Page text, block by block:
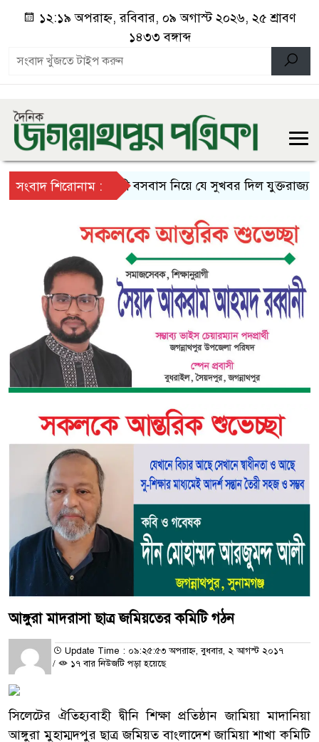
১২:১৯ অপরাহ্ন, রবিবার, ০৯ অগাস্ট ২০২৬, ২৫ শ্রাবণ
১৪৩৩ বঙ্গাব্দ
সংবাদ শিরোনাম :স্থায়ী বসবাস নিয়ে যে সুখবর দিল যুক্তরাজ্য
আঙ্গুরা মাদরাসা ছাত্র জমিয়তের কমিটি গঠন
Update Time : ০৯:২৫:৫৩ অপরাহ্ন, বুধবার, ২ আগস্ট ২০১৭
/
১৭ বার নিউজটি পড়া হয়েছে
সিলেটের ঐতিহ্যবাহী দ্বীনি শিক্ষা প্রতিষ্ঠান জামিয়া মাদানিয়া
আঙ্গুরা মুহাম্মদপুর ছাত্র জমিয়ত বাংলাদেশ জামিয়া শাখা কমিটি